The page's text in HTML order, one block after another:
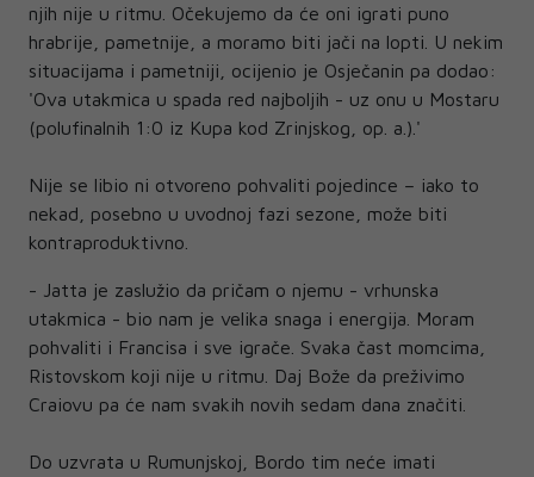
njih nije u ritmu. Očekujemo da će oni igrati puno
hrabrije, pametnije, a moramo biti jači na lopti. U nekim
situacijama i pametniji, ocijenio je Osječanin pa dodao:
'Ova utakmica u spada red najboljih - uz onu u Mostaru
(polufinalnih 1:0 iz Kupa kod Zrinjskog, op. a.).'
Nije se libio ni otvoreno pohvaliti pojedince – iako to
nekad, posebno u uvodnoj fazi sezone, može biti
kontraproduktivno.
- Jatta je zaslužio da pričam o njemu - vrhunska
utakmica - bio nam je velika snaga i energija. Moram
pohvaliti i Francisa i sve igrače. Svaka čast momcima,
Ristovskom koji nije u ritmu. Daj Bože da preživimo
Craiovu pa će nam svakih novih sedam dana značiti.
Do uzvrata u Rumunjskoj, Bordo tim neće imati